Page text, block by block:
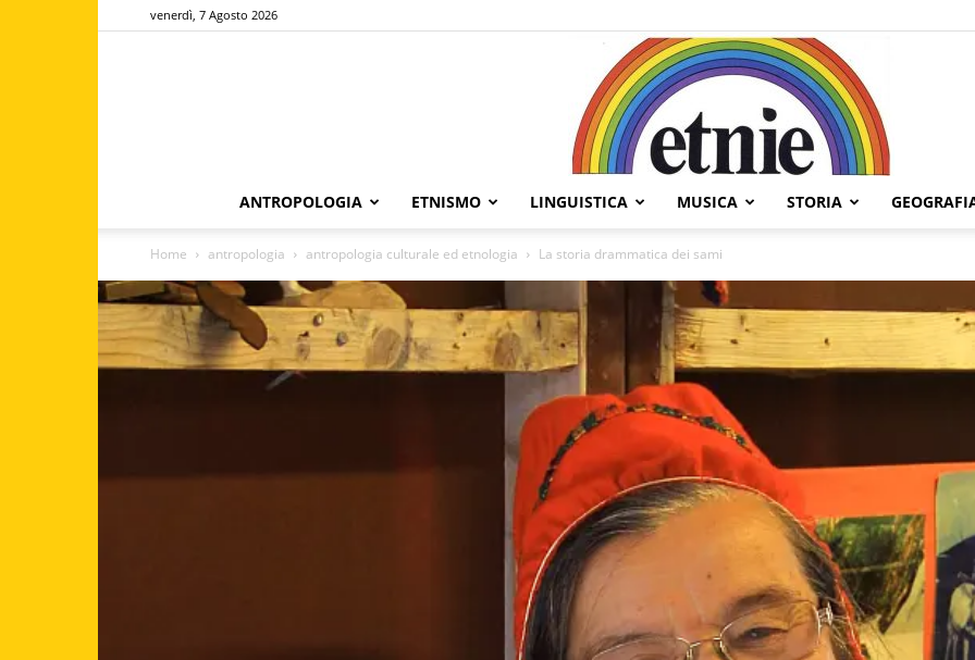
venerdì, 7 Agosto 2026
ANTROPOLOGIA ETNISMO LINGUISTICA MUSICA STORIA
Home antropologia antropologia culturale ed etnologia La storia drammatica dei sami